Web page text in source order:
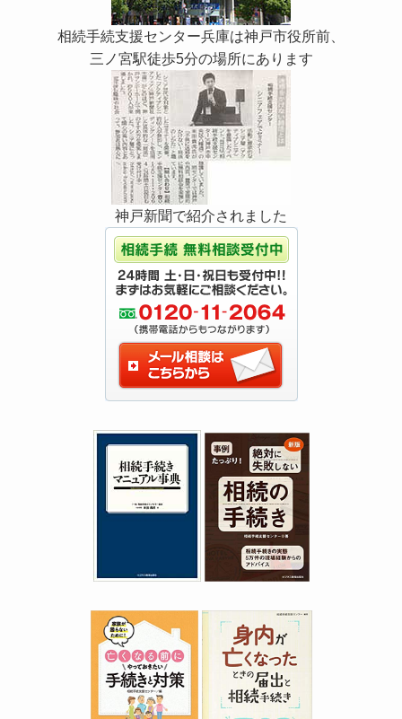
相続手続支援センター兵庫は神戸市役所前、
三ノ宮駅徒歩5分の場所にあります
神戸新聞で紹介されました